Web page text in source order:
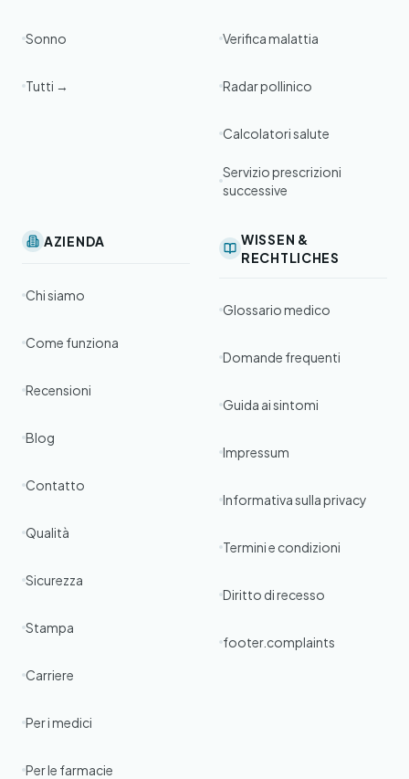
Sonno
Tutti →
Verifica malattia
Radar pollinico
Calcolatori salute
Servizio prescrizioni
successive
AZIENDA
Chi siamo
Come funziona
Recensioni
Blog
Contatto
Qualità
Sicurezza
Stampa
Carriere
Per i medici
Per le farmacie
WISSEN &
RECHTLICHES
Glossario medico
Domande frequenti
Guida ai sintomi
Impressum
Informativa sulla privacy
Termini e condizioni
Diritto di recesso
footer.complaints